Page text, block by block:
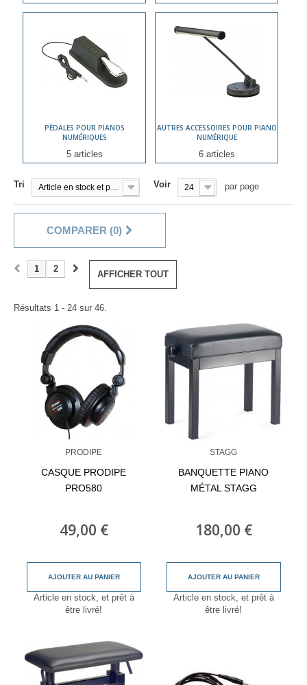
PÉDALES POUR PIANOS
NUMÉRIQUES
5 articles
AUTRES ACCESSOIRES POUR PIANO
NUMÉRIQUE
6 articles
Tri Voir 24 par page
COMPARER (0)
AFFICHER TOUT
1 2
Résultats 1 - 24 sur 46.
PRODIPE
CASQUE PRODIPE
PRO580
49,00 €
AJOUTER AU PANIER
Article en stock, et prêt à
être livré!
STAGG
BANQUETTE PIANO
MÉTAL STAGG
180,00 €
AJOUTER AU PANIER
Article en stock, et prêt à
être livré!